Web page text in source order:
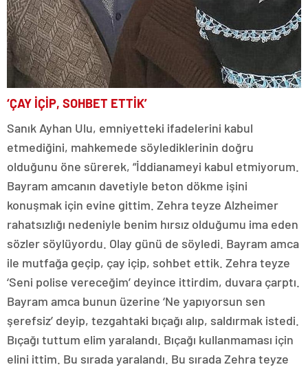
‘ÇAY İÇİP, SOHBET ETTİK’
Sanık Ayhan Ulu, emniyetteki ifadelerini kabul
etmediğini, mahkemede söylediklerinin doğru
olduğunu öne sürerek, “İddianameyi kabul etmiyorum.
Bayram amcanın davetiyle beton dökme işini
konuşmak için evine gittim. Zehra teyze Alzheimer
rahatsızlığı nedeniyle benim hırsız olduğumu ima eden
sözler söylüyordu. Olay günü de söyledi. Bayram amca
ile mutfağa geçip, çay içip, sohbet ettik. Zehra teyze
‘Seni polise vereceğim’ deyince ittirdim, duvara çarptı.
Bayram amca bunun üzerine ‘Ne yapıyorsun sen
şerefsiz’ deyip, tezgahtaki bıçağı alıp, saldırmak istedi.
Bıçağı tuttum elim yaralandı. Bıçağı kullanmaması için
elini ittim. Bu sırada yaralandı. Bu sırada Zehra teyze